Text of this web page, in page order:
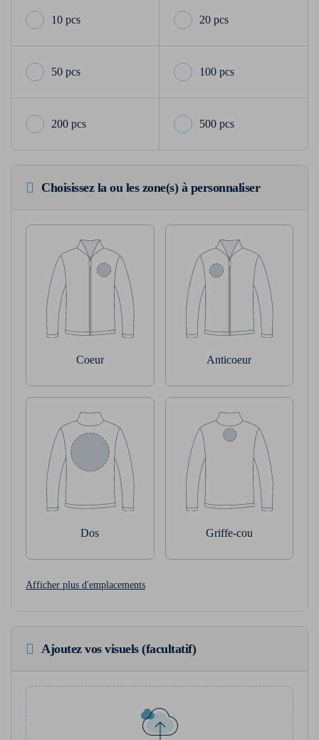
10 pcs 20 pcs
50 pcs 100 pcs
200 pcs 500 pcs
Choisissez la ou les zone(s) à personnaliser
Coeur Anticoeur
Dos Griffe-cou
Afficher plus d'emplacements
Ajoutez vos visuels (facultatif)